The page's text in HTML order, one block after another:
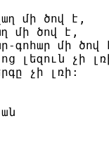
մի ծով է,
մի ծով է,
գոհար մի ծով
լեզուն չի
չի լռի: